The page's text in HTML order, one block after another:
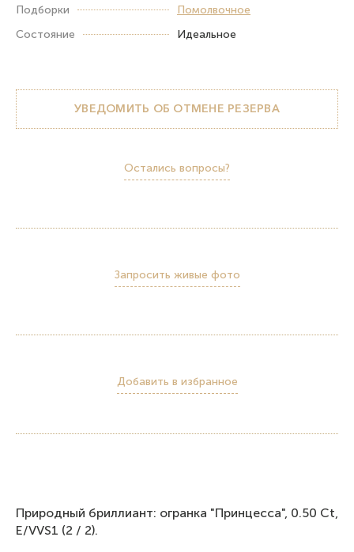
Подборки
Помолвочное
Состояние
Идеальное
УВЕДОМИТЬ ОБ ОТМЕНЕ РЕЗЕРВА
Остались вопросы?
Запросить живые фото
Добавить в избранное
Природный бриллиант: огранка "Принцесса", 0.50 Ct,
E/VVS1 (2 / 2).